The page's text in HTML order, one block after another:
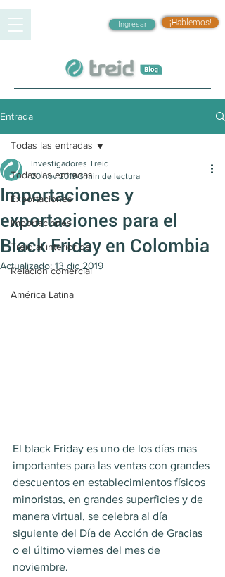
¡Hablemos!
Ingresar
Entrada
Todas las entradas
Exportaciones
Importaciones
Treid al interior de
Relación comercial
América Latina
Todas las entradas
Importaciones y
exportaciones para el
Black Friday en Colombia
Investigadores Treid
20 nov 2019 3 min de lectura
Actualizado: 13 dic 2019
El black Friday es uno de los días mas
importantes para las ventas con grandes
descuentos en establecimientos físicos
minoristas, en grandes superficies y de
manera virtual, se celebra al día
siguiente del Día de Acción de Gracias
o el último viernes del mes de
noviembre.